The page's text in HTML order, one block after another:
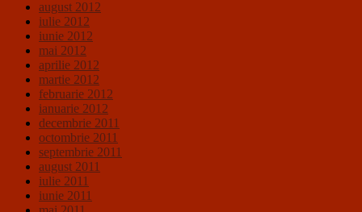
august 2012
iulie 2012
iunie 2012
mai 2012
aprilie 2012
martie 2012
februarie 2012
ianuarie 2012
decembrie 2011
octombrie 2011
septembrie 2011
august 2011
iulie 2011
iunie 2011